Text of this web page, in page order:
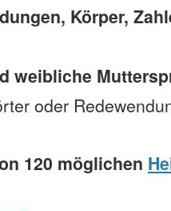
Körper,
weibliche
oder
120 möglichen